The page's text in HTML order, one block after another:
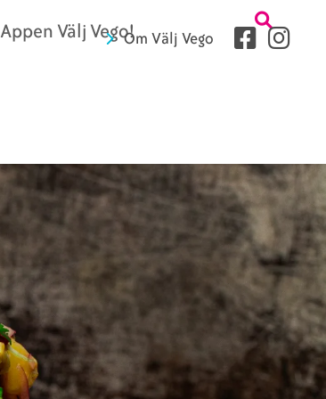
Appen Välj Vego!Sociala
Om Välj Vego